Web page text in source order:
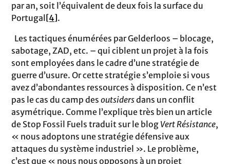
par an, soit l’équivalent de deux fois la surface du
Portugal [4].
Les tactiques énumérées par Gelderloos – blocage,
sabotage, ZAD, etc. – qui ciblent un projet à la fois
sont employées dans le cadre d’une stratégie de
guerre d’usure. Or cette stratégie s’emploie si vous
avez d’abondantes ressources à disposition. Ce n’est
pas le cas du camp desoutsidersdans un conflit
asymétrique. Comme l’explique très bien un article
de Stop Fossil Fuels traduit sur le blog Vert Résistance,
« nous adoptons une stratégie défensive aux
attaques du système industriel ». Le problème,
c’est que « nous nous opposons à un projet